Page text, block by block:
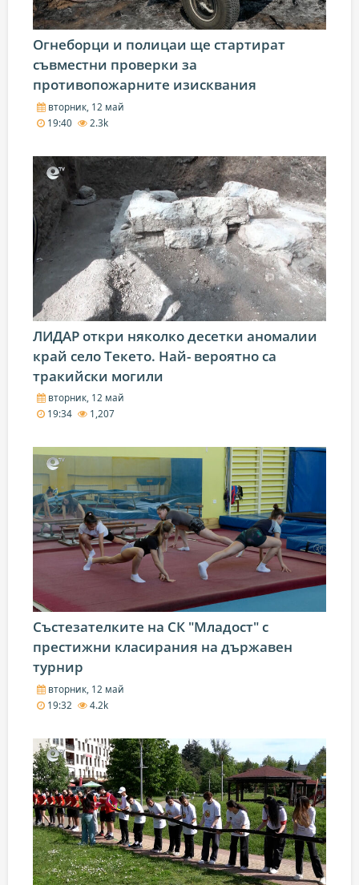
Огнеборци и полицаи ще стартират
съвместни проверки за
противопожарните изисквания
вторник, 12 май
19:40
2.3k
ЛИДАР откри няколко десетки аномалии
край село Текето. Най- вероятно са
тракийски могили
вторник, 12 май
19:34
1,207
Състезателките на СК "Младост" с
престижни класирания на държавен
турнир
вторник, 12 май
19:32
4.2k